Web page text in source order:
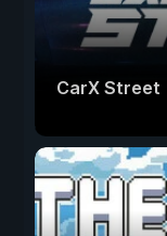
CarX Street